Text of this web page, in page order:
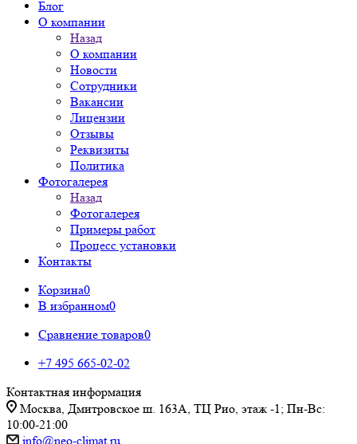
Блог
О компании
Назад
О компании
Новости
Сотрудники
Вакансии
Лицензии
Отзывы
Реквизиты
Политика
Фотогалерея
Назад
Фотогалерея
Примеры работ
Процесс установки
Контакты
Корзина0
В избранном0
Сравнение товаров0
+7 495 665-02-02
Контактная информация
Москва, Дмитровское ш. 163А, ТЦ Рио, этаж -1; Пн-Вс:
10:00-21:00
info@neo-climat.ru